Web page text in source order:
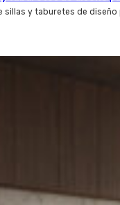
sillas y taburetes de